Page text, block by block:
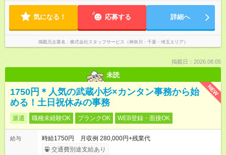
気になる！ 応募する 詳細へ
掲載元企業名 株式会社スタッフサービス（神奈川・千葉・埼玉エリア）
掲載日：2026.08.05
未読
NEW
1750円＊人気の武蔵小杉×カンタン事務から始
める！土日祝休みの事務
派遣 職種未経験OK ブランクOK WEB登録・面接OK
給与
時給1750円 月収例 280,000円+残業代
交通費別途支給あり